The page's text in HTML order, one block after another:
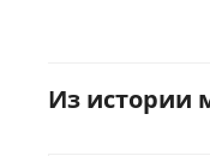
Из истории